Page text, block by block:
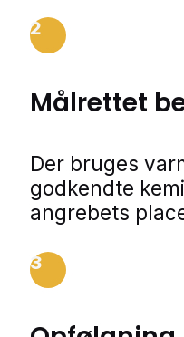
2
Målrettet
Der bruges
godkendte
angrebets
3